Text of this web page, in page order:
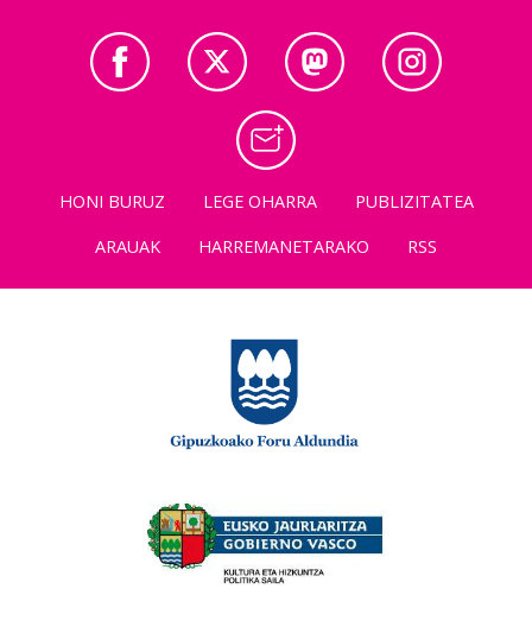
HONI BURUZ LEGE OHARRA
PUBLIZITATEA
ARAUAK
HARREMANETARAKO RSS